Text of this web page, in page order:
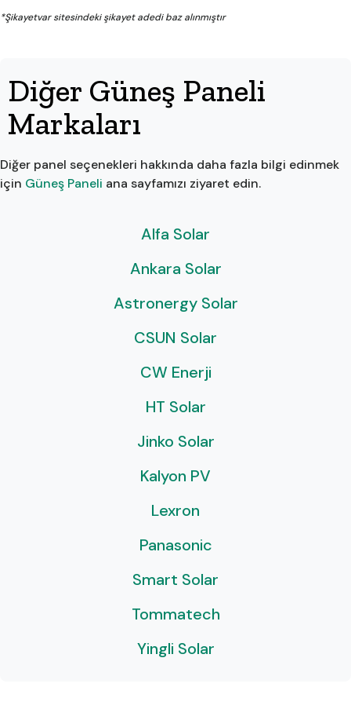
*Şikayetvar sitesindeki şikayet adedi baz alınmıştır
Diğer Güneş Paneli
Markaları
Diğer panel seçenekleri hakkında daha fazla bilgi edinmek
için Güneş Paneli ana sayfamızı ziyaret edin.
Alfa Solar
Ankara Solar
Astronergy Solar
CSUN Solar
CW Enerji
HT Solar
Jinko Solar
Kalyon PV
Lexron
Panasonic
Smart Solar
Tommatech
Yingli Solar